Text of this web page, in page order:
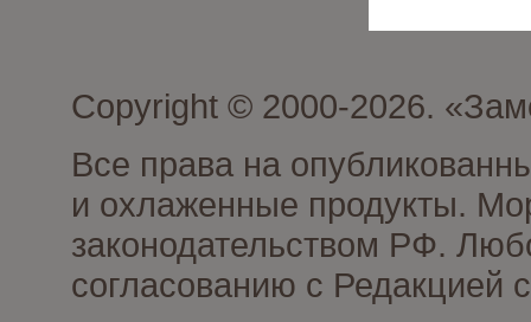
Copyright © 2000-2026.
Все права на
и охлаженные продукты.
законодательством РФ.
согласованию с Редакцией